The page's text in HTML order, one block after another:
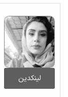
لینکدین